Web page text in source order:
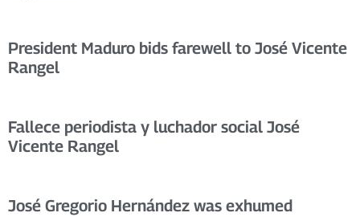
President Maduro bids farewell to José Vicente
Rangel
Fallece periodista y luchador social José
Vicente Rangel
José Gregorio Hernández was exhumed